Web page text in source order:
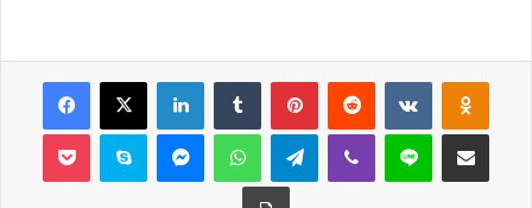
Facebook
X LinkedInTumblr PinterestReddit VKontakte
Pocket Skype MessengerWhatsAppTelegramViber Line E-Posta ile
Yazdır